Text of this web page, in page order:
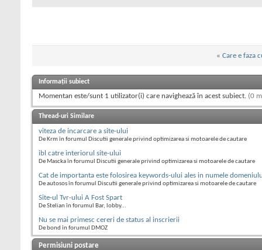
« Care e faza
Informații subiect
Momentan este/sunt 1 utilizator(i) care navighează în acest subiect. (0
Thread-uri Similare
viteza de incarcare a site-ului
De Krm în forumul Discutii generale privind optimizarea si motoarele de cautare
ibl catre interiorul site-ului
De Mascka în forumul Discutii generale privind optimizarea si motoarele de cautare
Cat de importanta este folosirea keywords-ului ales in numele
De autosos în forumul Discutii generale privind optimizarea si motoarele de cautare
Site-ul Tvr-ului A Fost Spart
De Stelian în forumul Bar, lobby...
Nu se mai primesc cereri de status al inscrierii
De bond în forumul DMOZ
Permisiuni postare